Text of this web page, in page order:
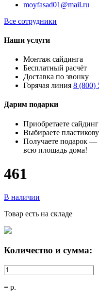
moyfasad01@mail.ru
Все сотрудники
Наши услуги
Монтаж сайдинга
Бесплатный расчёт
Доставка по звонку
Горячая линия 8 (800)
Дарим подарки
Приобретаете сайдинг
Выбираете
Получаете подарок —
всю площадь дома!
461
В наличии
Товар есть на складе
Количество и сумма:
= р.